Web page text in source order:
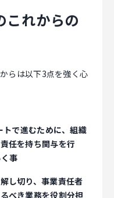
これからの
らは以下3点を強く心
で進むために、組織
任を持ち関与を行
事
し切り、事業責任者
べき業務を役割分担